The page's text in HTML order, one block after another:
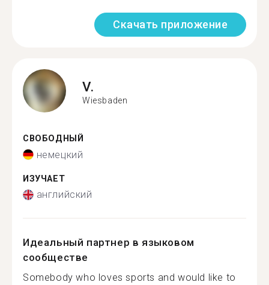
Скачать приложение
V.
Wiesbaden
СВОБОДНЫЙ
немецкий
ИЗУЧАЕТ
английский
Идеальный партнер в языковом
сообществе
Somebody who loves sports and would like to